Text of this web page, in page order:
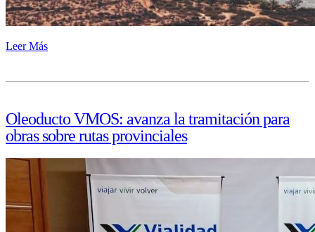
Leer Más
Oleoducto VMOS: avanza la tramitación para
obras sobre rutas provinciales